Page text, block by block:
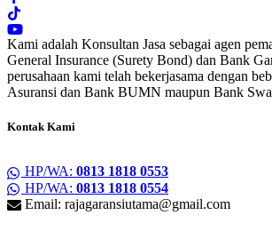
Kami adalah Konsultan Jasa sebagai agen
General Insurance (Surety Bond) dan Bank
perusahaan kami telah bekerjasama dengan
Asuransi dan Bank BUMN maupun Bank
Kontak Kami
HP/WA: 0813 1818 0553
HP/WA: 0813 1818 0554
Email: rajagaransiutama@gmail.com